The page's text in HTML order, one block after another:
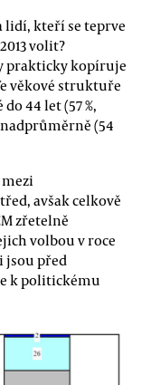
lidí, kteří se teprve
volit?
prakticky kopíruje
věkové struktuře
44 let (57 %,
nadprůměrně (54
avšak celkově
zřetelně
volbou v roce
jsou před
k politickému